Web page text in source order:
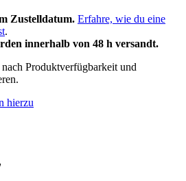
Zustelldatum. Erfahre, wie du eine
.
innerhalb von 48 h versandt.
Produktverfügbarkeit und
hierzu